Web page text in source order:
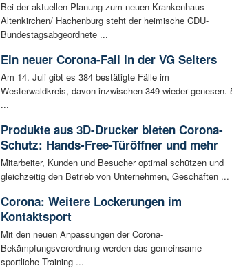
Bei der aktuellen Planung zum neuen Krankenhaus
Altenkirchen/ Hachenburg steht der heimische CDU-
Bundestagsabgeordnete ...
Ein neuer Corona-Fall in der VG Selters
Am 14. Juli gibt es 384 bestätigte Fälle im
Westerwaldkreis, davon inzwischen 349 wieder genesen.
...
Produkte aus 3D-Drucker bieten Corona-
Schutz: Hands-Free-Türöffner und mehr
Mitarbeiter, Kunden und Besucher optimal schützen und
gleichzeitig den Betrieb von Unternehmen, Geschäften ...
Corona: Weitere Lockerungen im
Kontaktsport
Mit den neuen Anpassungen der Corona-
Bekämpfungsverordnung werden das gemeinsame
sportliche Training ...